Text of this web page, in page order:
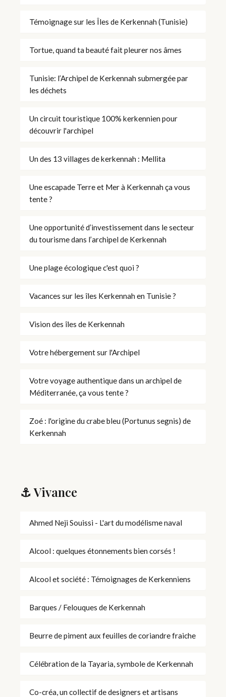
Témoignage sur les Îles de Kerkennah (Tunisie)
Tortue, quand ta beauté fait pleurer nos âmes
Tunisie: l’Archipel de Kerkennah submergée par
les déchets
Un circuit touristique 100% kerkennien pour
découvrir l'archipel
Un des 13 villages de kerkennah : Mellita
Une escapade Terre et Mer à Kerkennah ça vous
tente ?
Une opportunité d’investissement dans le secteur
du tourisme dans l’archipel de Kerkennah
Une plage écologique c'est quoi ?
Vacances sur les îles Kerkennah en Tunisie ?
Vision des îles de Kerkennah
Votre hébergement sur l'Archipel
Votre voyage authentique dans un archipel de
Méditerranée, ça vous tente ?
Zoé : l'origine du crabe bleu (Portunus segnis) de
Kerkennah
⚓ Vivance
Ahmed Neji Souissi - L'art du modélisme naval
Alcool : quelques étonnements bien corsés !
Alcool et société : Témoignages de Kerkenniens
Barques / Felouques de Kerkennah
Beurre de piment aux feuilles de coriandre fraiche
Célébration de la Tayaria, symbole de Kerkennah
Co-créa, un collectif de designers et artisans